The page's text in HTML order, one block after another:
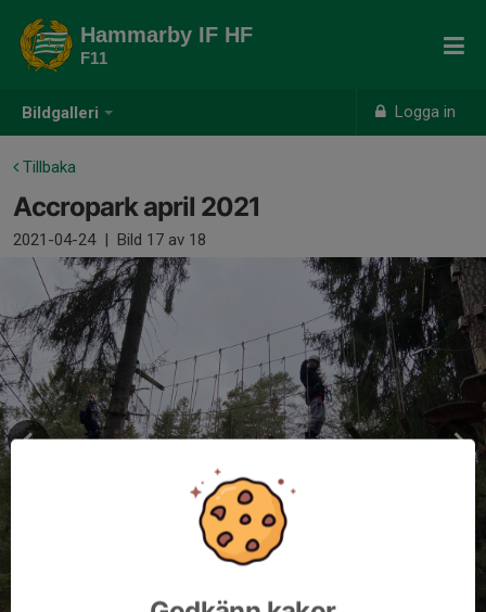
Bildgalleri Logga in
Hammarby IF HF
F11
Tillbaka
Accropark april 2021
2021-04-24 | Bild 17 av 18